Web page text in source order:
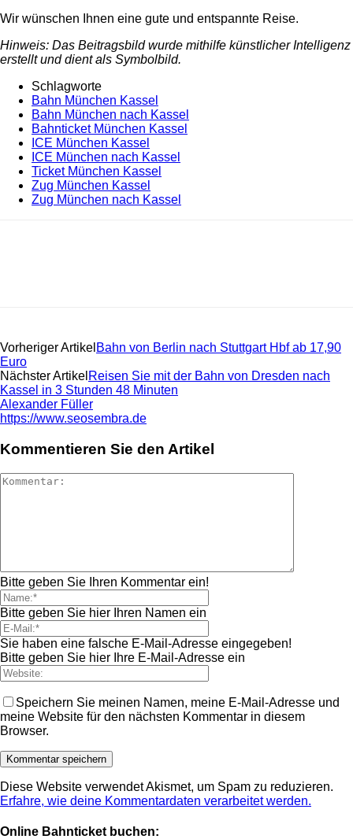
Wir wünschen Ihnen eine gute und entspannte Reise.
Hinweis: Das Beitragsbild wurde mithilfe künstlicher Intelligenz
erstellt und dient als Symbolbild.
Schlagworte
Bahn München Kassel
Bahn München nach Kassel
Bahnticket München Kassel
ICE München Kassel
ICE München nach Kassel
Ticket München Kassel
Zug München Kassel
Zug München nach Kassel
Vorheriger Artikel Bahn von Berlin nach Stuttgart Hbf ab 17,90
Euro
Nächster Artikel Reisen Sie mit der Bahn von Dresden nach
Kassel in 3 Stunden 48 Minuten
Alexander Füller
https://www.seosembra.de
Kommentieren Sie den Artikel
Bitte geben Sie Ihren Kommentar ein!
Bitte geben Sie hier Ihren Namen ein
Sie haben eine falsche E-Mail-Adresse eingegeben!
Bitte geben Sie hier Ihre E-Mail-Adresse ein
Speichern Sie meinen Namen, meine E-Mail-Adresse und
meine Website für den nächsten Kommentar in diesem
Browser.
Diese Website verwendet Akismet, um Spam zu reduzieren.
Erfahre, wie deine Kommentardaten verarbeitet werden.
Online Bahnticket buchen: